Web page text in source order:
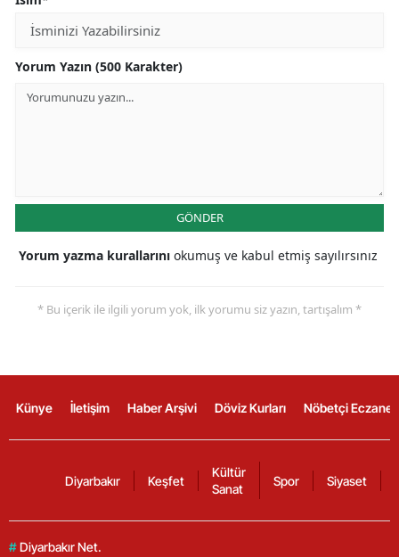
Yorum Yazın (500 Karakter)
GÖNDER
Yorum yazma kurallarını okumuş ve kabul etmiş sayılırsınız
* Bu içerik ile ilgili yorum yok, ilk yorumu siz yazın, tartışalım *
Künye İletişim Haber Arşivi Döviz Kurları Nöbetçi
Diyarbakır Keşfet
Kültür
Sanat
Spor Siyaset
# Diyarbakır Net.